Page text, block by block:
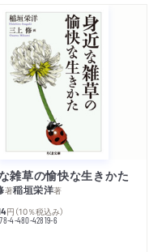
雑草の愉快な生きかた
著稲垣栄洋著
円 （10％税込み）
4-480-42819-6